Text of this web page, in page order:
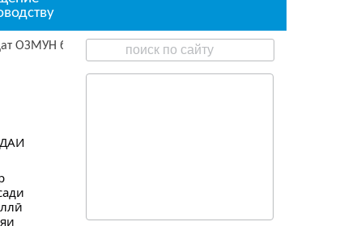
барои ишғоли чои корӣ